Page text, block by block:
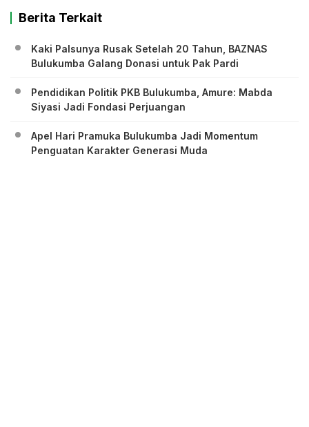
Berita Terkait
Kaki Palsunya Rusak Setelah 20 Tahun, BAZNAS
Bulukumba Galang Donasi untuk Pak Pardi
Pendidikan Politik PKB Bulukumba, Amure: Mabda
Siyasi Jadi Fondasi Perjuangan
Apel Hari Pramuka Bulukumba Jadi Momentum
Penguatan Karakter Generasi Muda